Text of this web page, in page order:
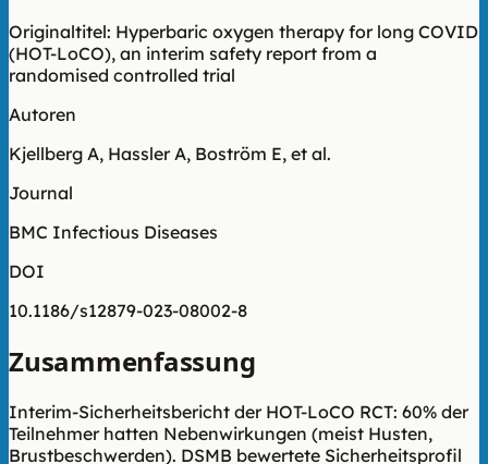
Originaltitel: Hyperbaric oxygen therapy for long COVID
(HOT-LoCO), an interim safety report from a
randomised controlled trial
Autoren
Kjellberg A, Hassler A, Boström E, et al.
Journal
BMC Infectious Diseases
DOI
10.1186/s12879-023-08002-8
Zusammenfassung
Interim-Sicherheitsbericht der HOT-LoCO RCT: 60% der
Teilnehmer hatten Nebenwirkungen (meist Husten,
Brustbeschwerden). DSMB bewertete Sicherheitsprofil